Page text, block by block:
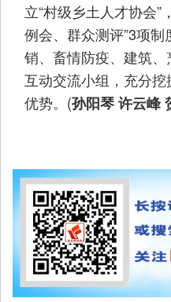
立“村级乡土人才协会”
例会、群众测评”3项
销、畜情防疫、建筑
互动交流小组，充分
优势。(孙阳琴 许云峰